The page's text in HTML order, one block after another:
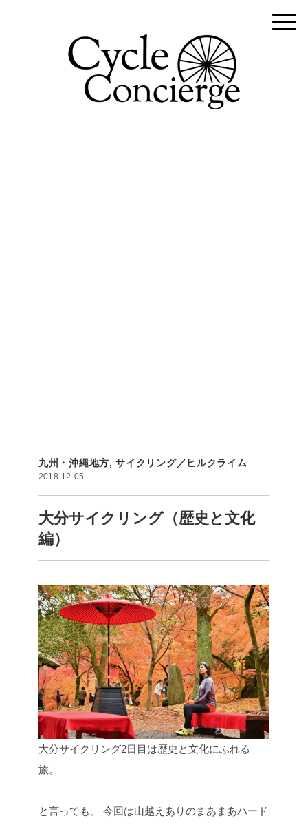
九州・沖縄地方,サイクリング／ヒルクライム
2018-12-05
大分サイクリング（歴史と文化
編）
大分サイクリング2日目は歴史と文化にふれる
旅。
と言っても、
今回は山越えありのまあまあハード